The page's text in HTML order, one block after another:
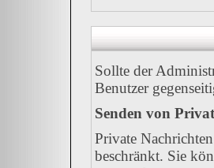
Sollte der
Benutzer
Senden von
Private
beschränkt. Sie